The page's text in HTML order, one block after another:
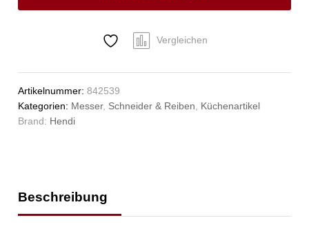
Vergleichen
Artikelnummer:842539
Kategorien: Messer, Schneider & Reiben
Küchenartikel
Brand: Hendi
Beschreibung